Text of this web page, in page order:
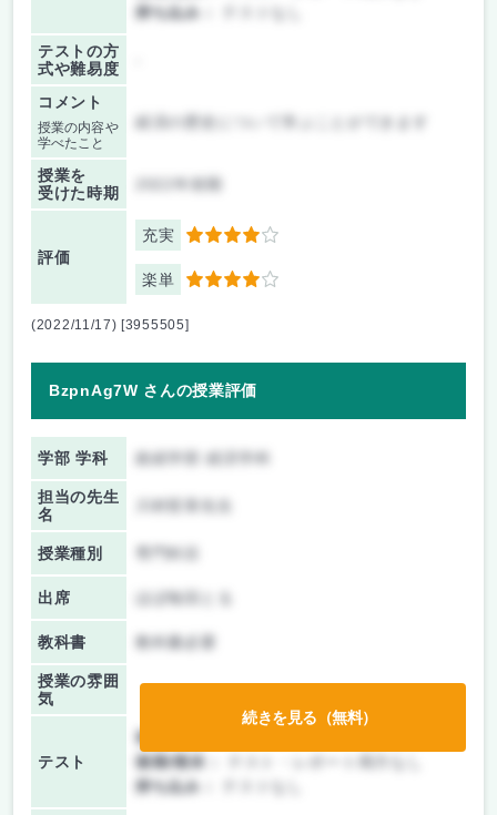
持ち込み：
テストの方
式や難易度
コメント
授業の内容や
学べたこと
授業を
受けた時期
評価
充実 4
楽単 4
(2022/11/17) [3955505]
BzpnAg7W さんの授業評価
学部 学科 政経学部 経済学科
担当の先生
名
授業種別
出席 ほぼ毎回とる
教科書 教科書必要
授業の雰囲
気
テスト
前期/中間：
後期/期末：
持ち込み：
続きを見る（無料）